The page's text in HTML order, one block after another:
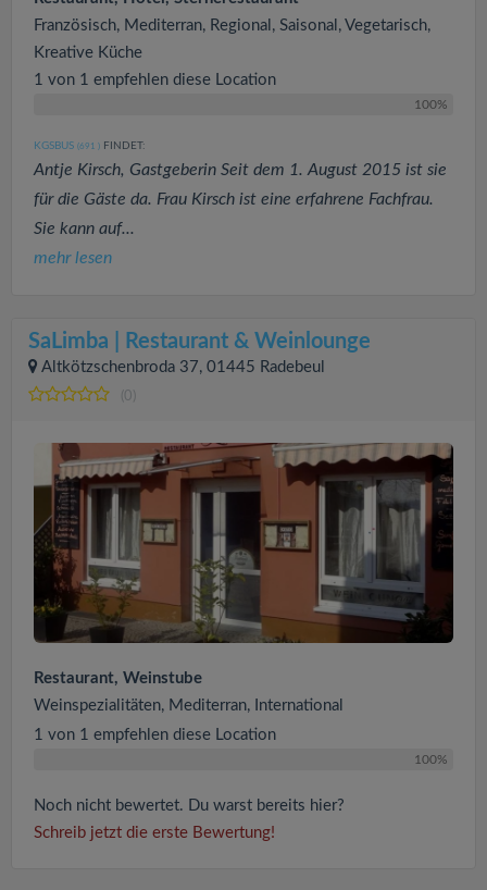
Französisch, Mediterran, Regional, Saisonal, Vegetarisch,
Kreative Küche
1 von 1 empfehlen diese Location
100%
KGSBUS (691 ) FINDET:
Antje Kirsch, Gastgeberin Seit dem 1. August 2015 ist sie
für die Gäste da. Frau Kirsch ist eine erfahrene Fachfrau.
Sie kann auf...
mehr lesen
SaLimba | Restaurant & Weinlounge
Altkötzschenbroda 37, 01445 Radebeul
(0)
Restaurant, Weinstube
Weinspezialitäten, Mediterran, International
1 von 1 empfehlen diese Location
100%
Noch nicht bewertet. Du warst bereits hier?
Schreib jetzt die erste Bewertung!